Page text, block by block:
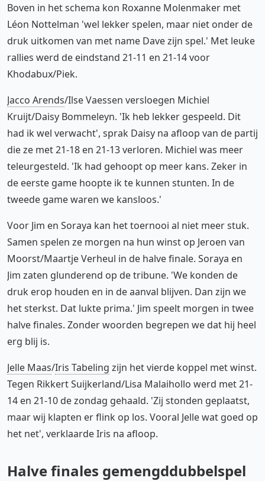
Boven in het schema kon Roxanne Molenmaker met
Léon Nottelman 'wel lekker spelen, maar niet onder de
druk uitkomen van met name Dave zijn spel.' Met leuke
rallies werd de eindstand 21-11 en 21-14 voor
Khodabux/Piek.
Jacco Arends/Ilse Vaessen versloegen Michiel
Kruijt/Daisy Bommeleyn. 'Ik heb lekker gespeeld. Dit
had ik wel verwacht', sprak Daisy na afloop van de partij
die ze met 21-18 en 21-13 verloren. Michiel was meer
teleurgesteld. 'Ik had gehoopt op meer kans. Zeker in
de eerste game hoopte ik te kunnen stunten. In de
tweede game waren we kansloos.'
Voor Jim en Soraya kan het toernooi al niet meer stuk.
Samen spelen ze morgen na hun winst op Jeroen van
Moorst/Maartje Verheul in de halve finale. Soraya en
Jim zaten glunderend op de tribune. 'We konden de
druk erop houden en in de aanval blijven. Dan zijn we
het sterkst. Dat lukte prima.' Jim speelt morgen in twee
halve finales. Zonder woorden begrepen we dat hij heel
erg blij is.
Jelle Maas/Iris Tabeling zijn het vierde koppel met winst.
Tegen Rikkert Suijkerland/Lisa Malaihollo werd met 21-
14 en 21-10 de zondag gehaald. 'Zij stonden geplaatst,
maar wij klapten er flink op los. Vooral Jelle wat goed op
het net', verklaarde Iris na afloop.
Halve finales gemengddubbelspel